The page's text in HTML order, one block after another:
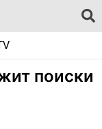
поиски